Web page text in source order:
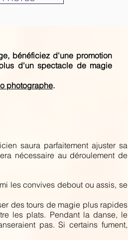
bénéficiez d'une promotion
d'un spectacle de magie
photographe.
saura parfaitement ajuster sa
nécessaire au déroulement de
les convives debout ou assis, se
des tours de magie plus rapides
les plats. Pendant la danse, le
pas. Si certains fument,